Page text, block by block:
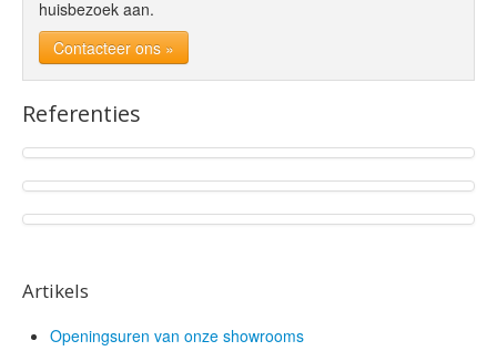
huisbezoek aan.
Contacteer ons »
Referenties
Artikels
Openingsuren van onze showrooms